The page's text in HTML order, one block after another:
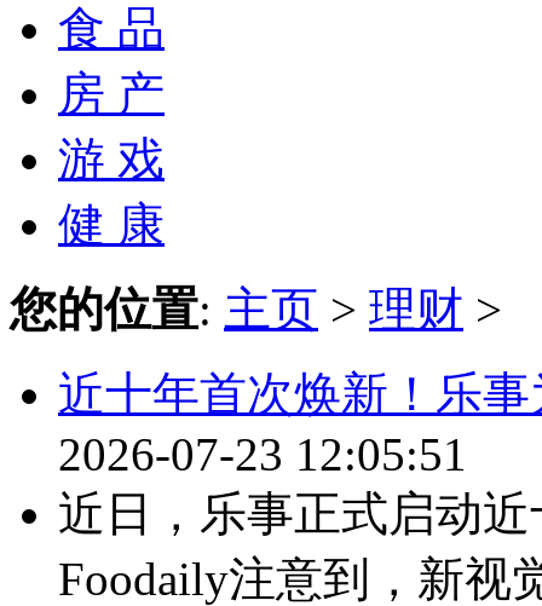
食 品
房 产
游 戏
健 康
您的位置: 主页 > 理财 >
近十年首次焕新！乐
2026-07-23 12:05:51
近日，乐事正式启动
Foodaily注意到，新视